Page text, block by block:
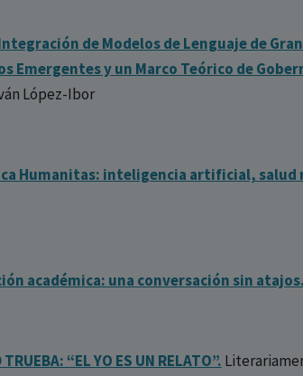
de Modelos de Lenguaje de
Emergentes y un Marco Teórico de
López-Ibor
Humanitas: inteligencia artificial,
académica: una conversación sin atajos.
“EL YO ES UN RELATO”.